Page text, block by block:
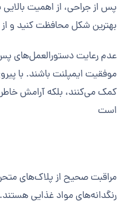
پس از جراحی، از اهمیت
بهترین شکل محافظت کنید و از
عدم رعایت دستورالعمل‌های
موفقیت ایمپلنت باشند. با
کمک می‌کنند، بلکه آرامش خاطر
است
مراقبت صحیح از پلاک‌های
رنگدانه‌های مواد غذایی